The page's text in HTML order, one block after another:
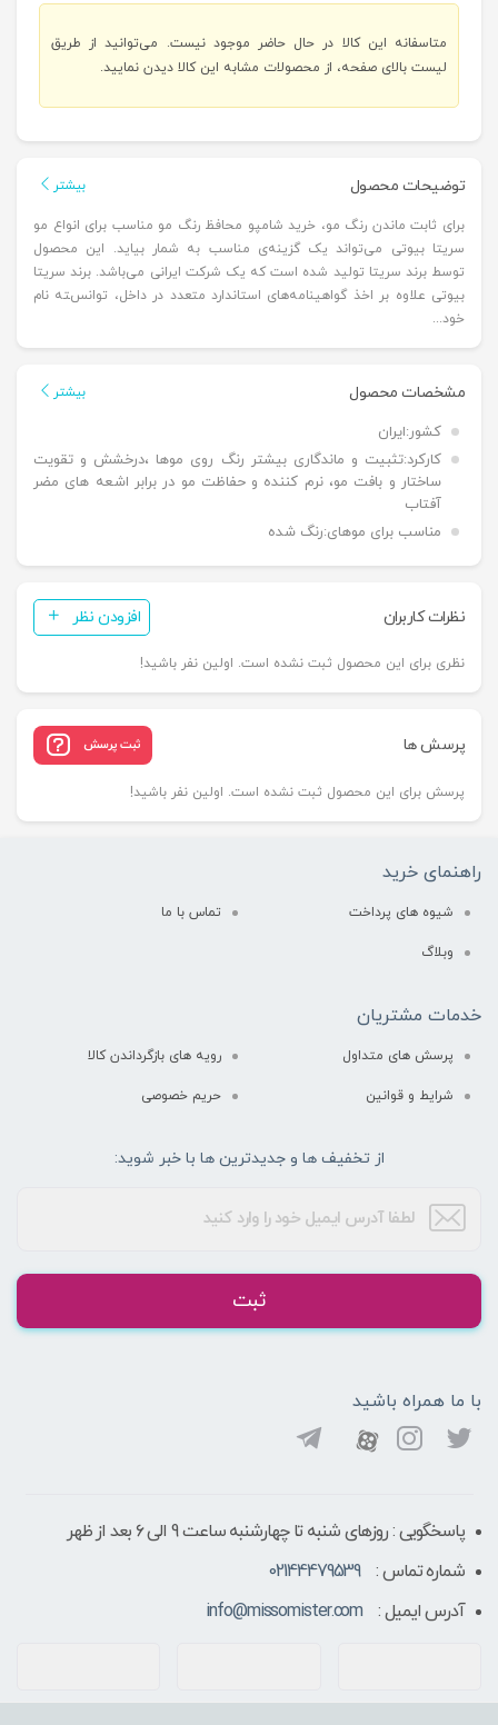
متاسفانه این کالا در حال حاضر موجود نیست. می‌توانید از طریق
لیست بالای صفحه، از محصولات مشابه این کالا دیدن نمایید.
توضیحات محصول بیشتر
برای ثابت ماندن رنگ مو، خرید شامپو محافظ رنگ مو مناسب برای انواع مو
سریتا بیوتی می‌تواند یک گزینه‌ی مناسب به شمار بیاید. این محصول
توسط برند سریتا تولید شده است که یک شرکت ایرانی می‌باشد. برند سریتا
بیوتی علاوه بر اخذ گواهینامه‌های استاندارد متعدد در داخل، توانسته نام
خود...
مشخصات محصول بیشتر
کشور:ایران
کارکرد:تثبیت و ماندگاری بیشتر رنگ روی موها ،درخشش و تقویت
ساختار و بافت مو، نرم کننده و حفاظت مو در برابر اشعه های مضر
آفتاب
مناسب برای موهای:رنگ شده
نظرات کاربران افزودن نظر
نظری برای این محصول ثبت نشده است. اولین نفر باشید!
پرسش ها ثبت پرسش
پرسش برای این محصول ثبت نشده است. اولین نفر باشید!
راهنمای خرید
شیوه های پرداخت تماس با ما
وبلاگ
خدمات مشتریان
پرسش های متداول رویه های بازگرداندن کالا
شرایط و قوانین حریم خصوصی
از تخفیف ها و جدیدترین ها با خبر شوید:
ثبت
با ما همراه باشید
پاسخگویی : روزهای شنبه تا چهارشنبه ساعت 9 الی ۶ بعد از ظهر
شماره تماس :
02144479539
آدرس ایمیل :
info@missomister.com